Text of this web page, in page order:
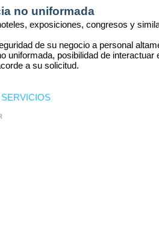
no uniformada
exposiciones, congresos y
de su negocio a personal
uniformada, posibilidad de interactuar
a su solicitud.